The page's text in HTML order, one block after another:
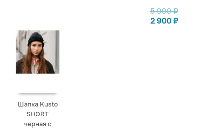
5 900₽
2 900 ₽
Шапка Kusto
SHORT
черная с